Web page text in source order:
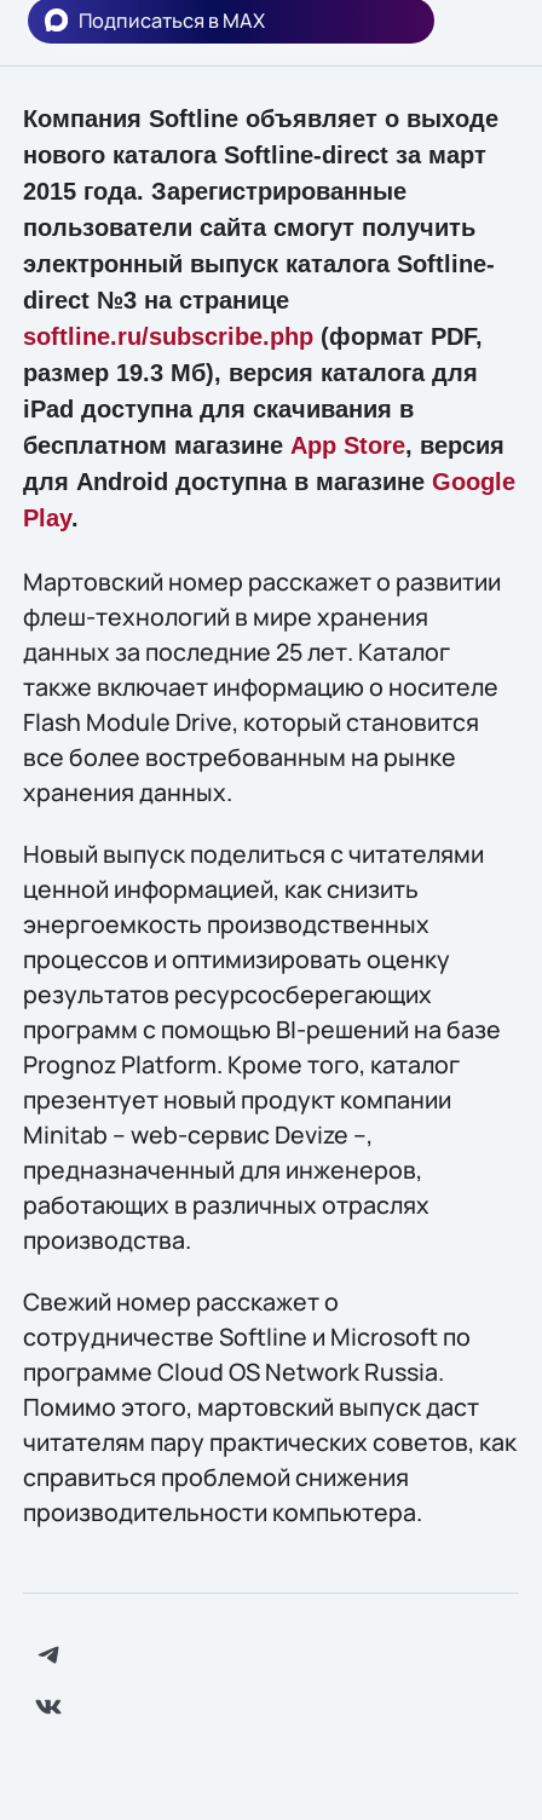
Подписаться в MAX
Компания Softline объявляет о выходе
нового каталога Softline-direct за март
2015 года. Зарегистрированные
пользователи сайта смогут получить
электронный выпуск каталога Softline-
direct №3 на странице
softline.ru/subscribe.php(формат PDF,
размер 19.3 Мб), версия каталога для
iPad доступна для скачивания в
бесплатном магазине App Store, версия
для Android доступна в магазине Google
Play.
Мартовский номер расскажет о развитии
флеш-технологий в мире хранения
данных за последние 25 лет. Каталог
также включает информацию о носителе
Flash Module Drive, который становится
все более востребованным на рынке
хранения данных.
Новый выпуск поделиться с читателями
ценной информацией, как снизить
энергоемкость производственных
процессов и оптимизировать оценку
результатов ресурсосберегающих
программ с помощью BI-решений на базе
Prognoz Platform. Кроме того, каталог
презентует новый продукт компании
Minitab – web-сервис Devize –,
предназначенный для инженеров,
работающих в различных отраслях
производства.
Свежий номер расскажет о
сотрудничестве Softline и Microsoft по
программе Сloud OS Network Russia.
Помимо этого, мартовский выпуск даст
читателям пару практических советов, как
справиться проблемой снижения
производительности компьютера.